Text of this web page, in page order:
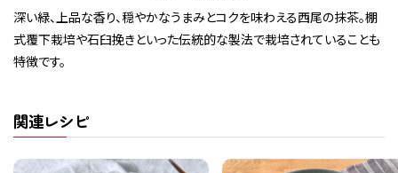
深い緑、上品な香り、穏やかなうまみとコクを味わえる西尾の抹茶。棚
式覆下栽培や石臼挽きといった伝統的な製法で栽培されていることも
特徴です。
関連レシピ